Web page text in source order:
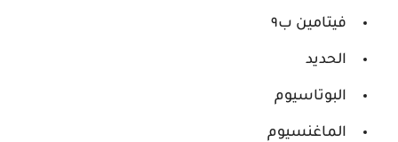
فيتامين ب٩
الحديد
البوتاسيوم
الماغنسيوم